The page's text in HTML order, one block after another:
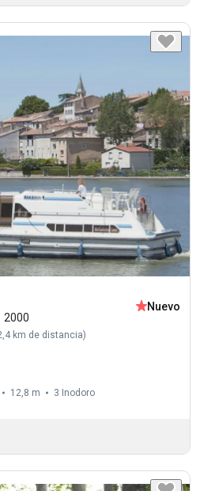
2000
km de distancia)
Nuevo
12,8 m 3 Inodoro